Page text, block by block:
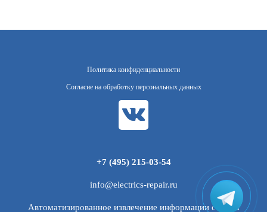
Политика конфиденциальности
Согласие на обработку персональных данных
+7 (495) 215-03-54
info@electrics-repair.ru
Автоматизированное извлечение информации с сайта